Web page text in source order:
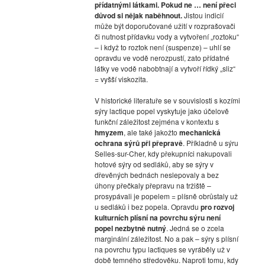
přídatnými látkami. Pokud ne … není přeci
důvod si nějak naběhnout.Jistou indicií
může být doporučované užití v rozprašovači
či nutnost přídavku vody a vytvoření „roztoku“
– i když to roztok není (suspenze) – uhlí se
opravdu ve vodě nerozpustí, zato přídatné
látky ve vodě nabobtnají a vytvoří řídký „sliz“
= vyšší viskozita.
V historické literatuře se v souvislosti s kozími
sýry lactique popel vyskytuje jako účelově
funkční záležitost zejména v kontextu s
hmyzem, ale také jakožto mechanická
ochrana sýrů při přepravě. Příkladně u sýru
Selles-sur-Cher, kdy překupníci nakupovali
hotové sýry od sedláků, aby se sýry v
dřevěných bednách neslepovaly a bez
úhony přečkaly přepravu na tržiště –
prosypávali je popelem = plísně obrůstaly už
u sedláků i bez popela. Opravdu pro rozvoj
kulturních plísní na povrchu sýru není
popel nezbytně nutný. Jedná se o zcela
marginální záležitost. No a pak – sýry s plísní
na povrchu typu lactiques se vyráběly už v
době temného středověku. Naproti tomu, kdy